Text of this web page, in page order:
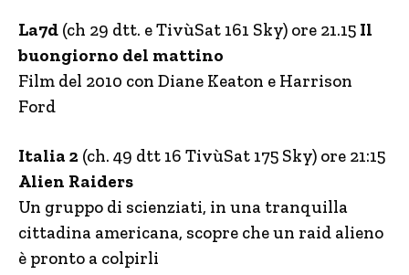
La7d (ch 29 dtt. e TivùSat 161 Sky) ore 21.15 Il
buongiorno del mattino
Film del 2010 con Diane Keaton e Harrison
Ford
Italia 2 (ch. 49 dtt 16 TivùSat 175 Sky) ore 21:15
Alien Raiders
Un gruppo di scienziati, in una tranquilla
cittadina americana, scopre che un raid alieno
è pronto a colpirli